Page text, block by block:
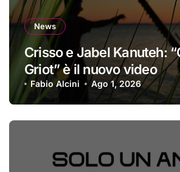
News
Crisso e Jabel Kanuteh:
Griot” è il nuovo video
Fabio Alcini Ago 1, 2026